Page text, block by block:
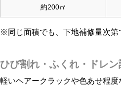
約200㎡
※同じ面積でも、下地補修量次第
ひび割れ・ふくれ・ドレ
軽いヘアークラックや色あせ程度